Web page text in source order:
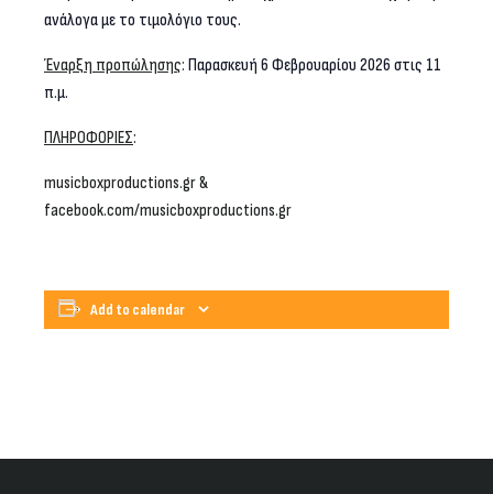
ανάλογα με το τιμολόγιο τους.
Έναρξη προπώλησης: Παρασκευή 6 Φεβρουαρίου 2026 στις 11
π.μ.
ΠΛΗΡΟΦΟΡΙΕΣ:
musicboxproductions.gr &
facebook.com/musicboxproductions.gr
Add to calendar